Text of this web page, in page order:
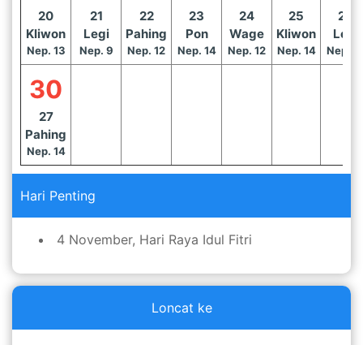
20
Kliwon
Nep. 13
21
Legi
Nep. 9
22
Pahing
Nep. 12
23
Pon
Nep. 14
24
Wage
Nep. 12
25
Kliwon
Nep. 14
26
Legi
Nep.
30
27
Pahing
Nep. 14
Hari Penting
4 November, Hari Raya Idul Fitri
Loncat ke